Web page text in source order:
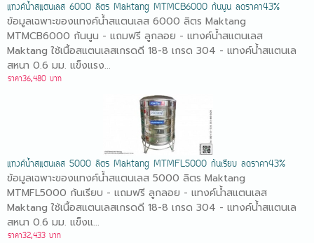
แทงค์น้ำสแตนเลส 6000 ลิตร Maktang MTMCB6000 ก้นนูน ลดราคา43%
ข้อมูลเฉพาะของแทงค์น้ำสแตนเลส 6000 ลิตร Maktang
MTMCB6000 ก้นนูน - แถมฟรี ลูกลอย - แทงค์น้ำสแตนเลส
Maktang ใช้เนื้อสแตนเลสเกรดดี 18-8 เกรด 304 - แทงค์น้ำสแตนเล
สหนา 0.6 มม. แข็งแรง...
ราคา36,480 บาท
แทงค์น้ำสแตนเลส 5000 ลิตร Maktang MTMFL5000 ก้นเรียบ ลดราคา43%
ข้อมูลเฉพาะของแทงค์น้ำสแตนเลส 5000 ลิตร Maktang
MTMFL5000 ก้นเรียบ - แถมฟรี ลูกลอย - แทงค์น้ำสแตนเลส
Maktang ใช้เนื้อสแตนเลสเกรดดี 18-8 เกรด 304 - แทงค์น้ำสแตนเล
สหนา 0.6 มม. แข็งแ...
ราคา32,433 บาท